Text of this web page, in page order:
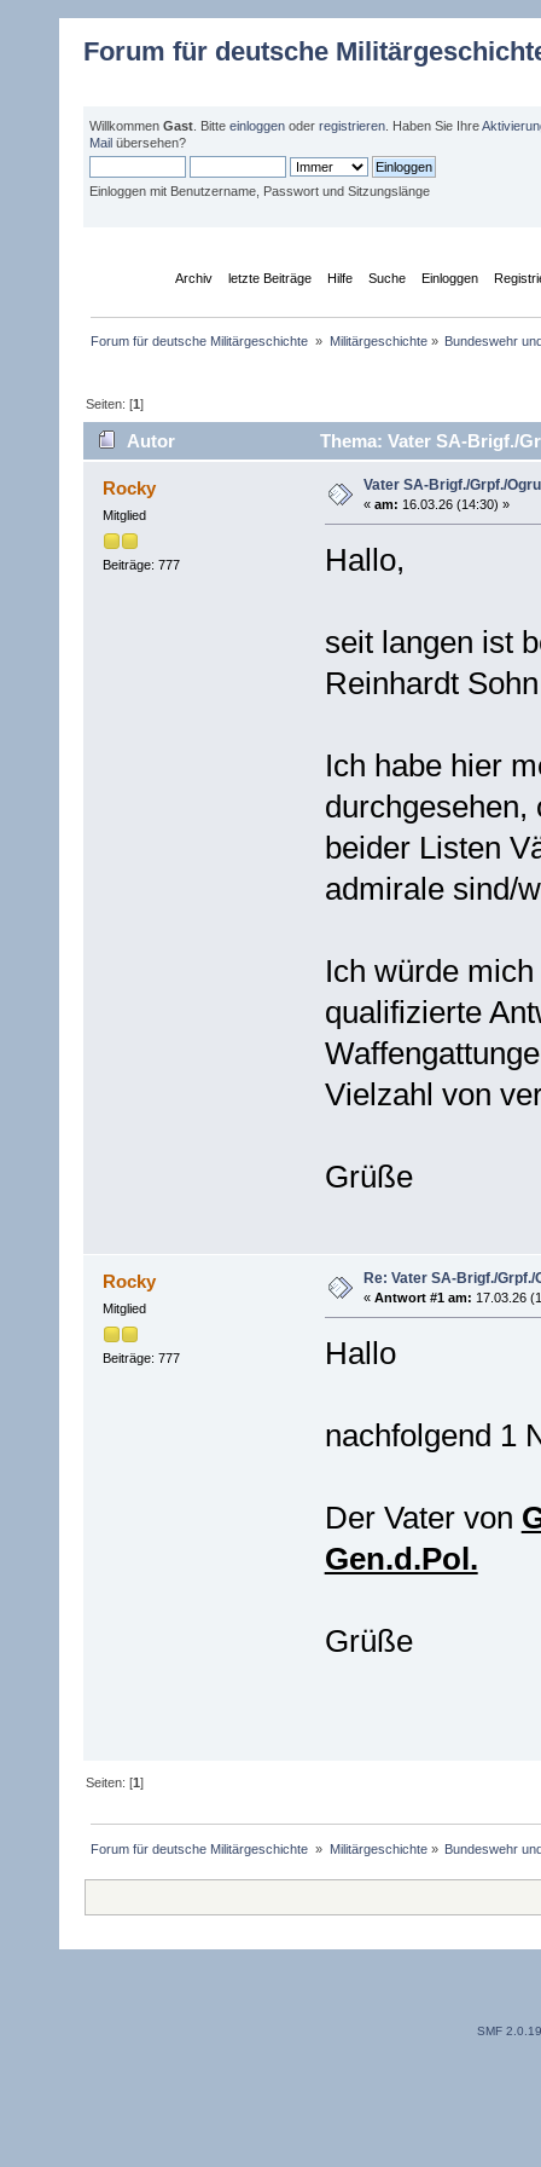
Forum für deutsche
Willkommen Gast . Bitte einloggen oder registrieren . Haben Sie Ihre
Mail übersehen?
Einloggen mit Benutzername, Passwort und Sitzungslänge
Archiv letzte Beiträge Hilfe Suche Einloggen
Forum für deutsche Militärgeschichte » Militärgeschichte» Bundeswehr
Seiten: [1]
Autor Thema: Vater SA-Brigf./
Rocky
Mitglied
Beiträge: 777
Vater SA-Brigf./Grpf./
« am: 16.03.26 (14:30) »
Hallo,
seit langen ist
Reinhardt
Ich habe hier
durchgesehen,
beider Listen
admirale sind/
Ich würde
qualifizierte
Vielzahl von
Grüße
Rocky
Mitglied
Beiträge: 777
Re: Vater SA-Brigf./Grpf./
« Antwort #1 am: 17.03.26
Hallo
nachfolgend 1
Der Vater von
Gen.d.Pol.
Grüße
Seiten: [1]
Forum für deutsche Militärgeschichte » Militärgeschichte» Bundeswehr
SMF 2.0.19